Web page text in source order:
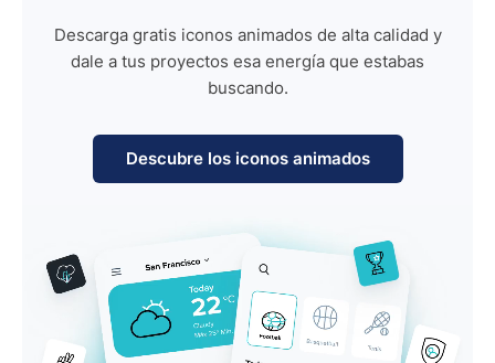
Descarga gratis iconos animados de alta calidad y
dale a tus proyectos esa energía que estabas
buscando.
Descubre los iconos animados